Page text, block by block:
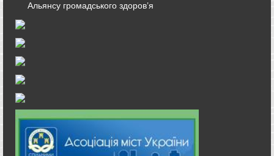
Альянсу громадського здоров’я